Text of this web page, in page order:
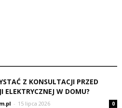
Z KONSULTACJI PRZED
ELEKTRYCZNEJ W DOMU?
- 15 lipca 2026 0